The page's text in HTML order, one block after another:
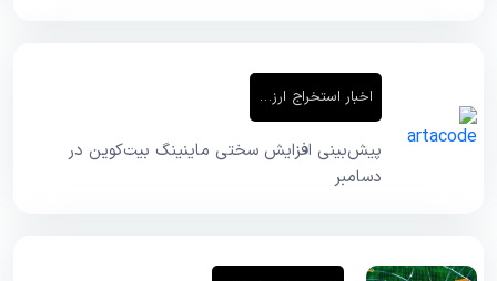
اخبار استخراج ارز دیجیتال
پیش‌بینی افزایش سختی ماینینگ بیت‌کوین در
دسامبر